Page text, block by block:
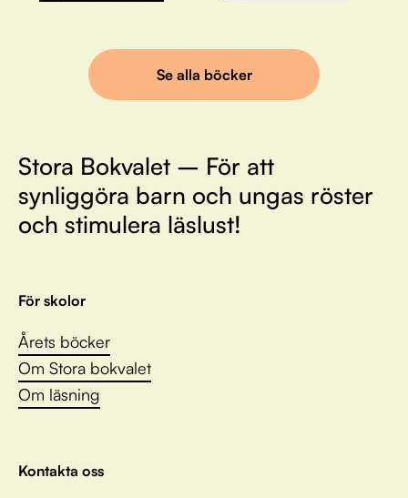
Se alla böcker
Stora Bokvalet – För att
synliggöra barn och ungas röster
och stimulera läslust!
För skolor
Årets böcker
Om Stora bokvalet
Om läsning
Kontakta oss